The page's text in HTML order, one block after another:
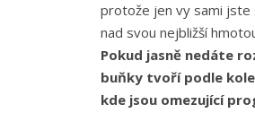
protože jen vy sami jste
nad svou nejbližší
Pokud jasně nedáte
buňky tvoří podle
kde jsou omezující